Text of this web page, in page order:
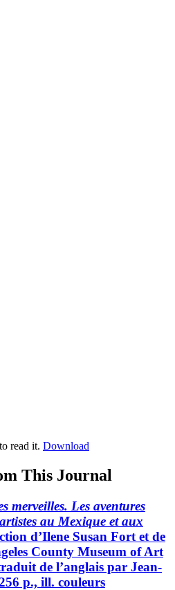
read it. Download
This Journal
merveilles. Les aventures
au Mexique et aux
d’Ilene Susan Fort et de
County Museum of Art
de l’anglais par Jean-
p., ill. couleurs